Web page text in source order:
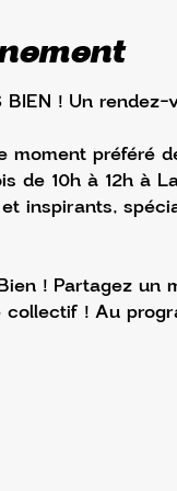
BIEN ! Un
préféré
de 10h à 12h à
inspirants,
! Partagez
! Au